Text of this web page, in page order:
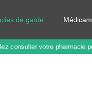
de garde
consulter votre pharmacie